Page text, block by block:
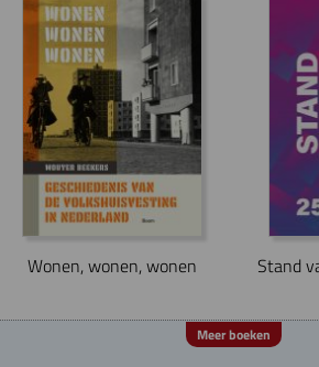
Wonen, wonen, wonen Stand
Meer boeken